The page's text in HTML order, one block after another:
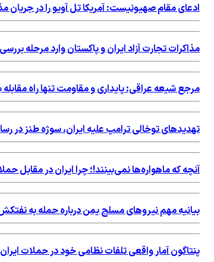
ادعای مقام صهیونیست: آمریکا تل آویو را در جریان
مذاکرات تجارت آزاد ایران و پاکستان وارد مرحله
مرجع شیعه عراقی: پایداری و مقاومت تنها راه
تهدیدهای توخالی ترامپ علیه ایران، سوژه طنز در
آنچه که ماهواره‌ها نمی‌بینند!؛ چرا ایران در
بیانیه مهم نیروهای مسلح یمن درباره حمله به
پنتاگون آمار واقعی تلفات نظامی خود در حملات